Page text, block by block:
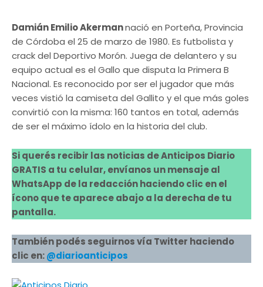
Damián Emilio Akermannació en Porteña, Provincia
de Córdoba el 25 de marzo de 1980. Es futbolista y
crack del Deportivo Morón. Juega de delantero y su
equipo actual es el Gallo que disputa la Primera B
Nacional. Es reconocido por ser el jugador que más
veces vistió la camiseta del Gallito y el que más goles
convirtió con la misma: 160 tantos en total, además
de ser el máximo ídolo en la historia del club.
Si querés recibir las noticias de Anticipos Diario
GRATIS a tu celular, envíanos un mensaje al
WhatsApp de la redacción haciendo clic en el
ícono que te aparece abajo a la derecha de tu
pantalla.
También podés seguirnos vía Twitter haciendo
clic en:@diarioanticipos